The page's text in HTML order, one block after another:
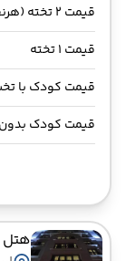
قیمت 2 تخته (هرنفر)
قیمت 1 تخته
قیمت کودک با
قیمت کودک
هتل